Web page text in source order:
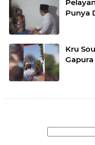
Punya
Kru
Gapura